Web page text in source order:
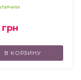
грн
В КОРЗИНУ